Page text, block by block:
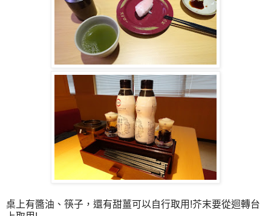
桌上有醬油、筷子，還有甜薑可以自行取用!芥末要從迴轉台